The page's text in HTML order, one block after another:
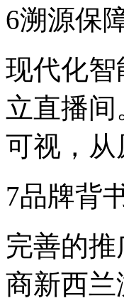
6溯源保
现代化
立直播
可视，
7品牌背
完善的
商新西